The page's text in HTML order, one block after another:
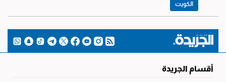
الكويت
أقسام الجريدة